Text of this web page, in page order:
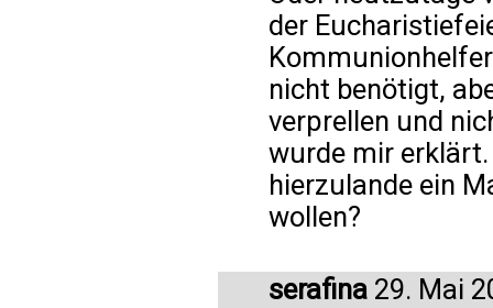
der
nicht benötigt,
verprellen und
wurde mir
hierzulande ein
wollen?
serafina 29. Mai